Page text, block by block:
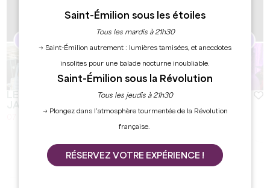
LES CORDELIERS : VENDREDIS FOODTRUCK &
Saint-Émilion sous les étoiles
Tous les mardis à 21h30
→ Saint-Émilion autrement : lumières tamisées, et anecdotes
insolites pour une balade nocturne inoubliable.
Saint-Émilion sous la Révolution
Tous les jeudis à 21h30
→ Plongez dans l’atmosphère tourmentée de la Révolution
française.
RÉSERVEZ VOTRE EXPÉRIENCE !